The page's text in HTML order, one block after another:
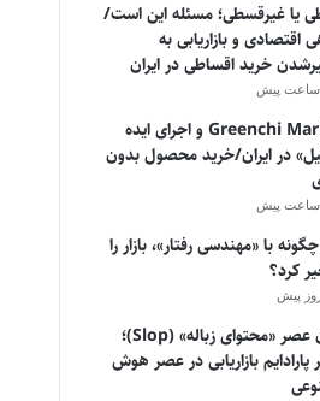
یا غیرقسطی؛ مسئله این است/
اقتصادی و بازاریابی به
خرید اقساطی در ایران
Greenchi Market و اجرای ایده
در ایران/خرید محصول بدون
با «مهندسی رفتار»، بازار را
کرد؟
پایان عصر «محتوای زباله» (Slop)؛
پارادایم بازاریابی در عصر هوش